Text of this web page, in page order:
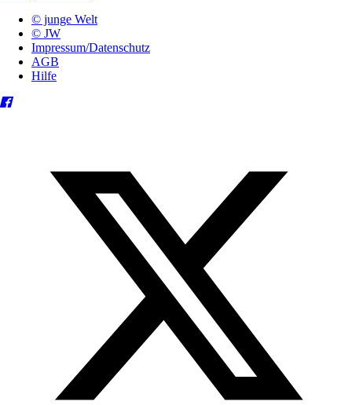
© junge Welt
© JW
Impressum/Datenschutz
AGB
Hilfe